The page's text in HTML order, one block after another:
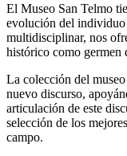
El Museo San Telmo
evolución del individuo
multidisciplinar, nos
histórico como germen
La colección del museo
nuevo discurso,
articulación de este
selección de los
campo.